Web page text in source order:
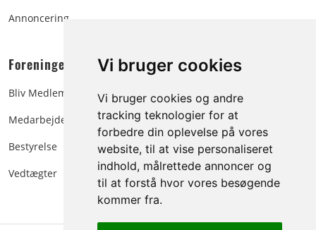
Vi bruger cookies
Vi bruger cookies og andre
tracking teknologier for at
forbedre din oplevelse på vores
website, til at vise personaliseret
indhold, målrettede annoncer og
til at forstå hvor vores besøgende
kommer fra.
Annoncering
Foreningen:
Bliv Medlem
Medarbejdere
Bestyrelse
Vedtægter